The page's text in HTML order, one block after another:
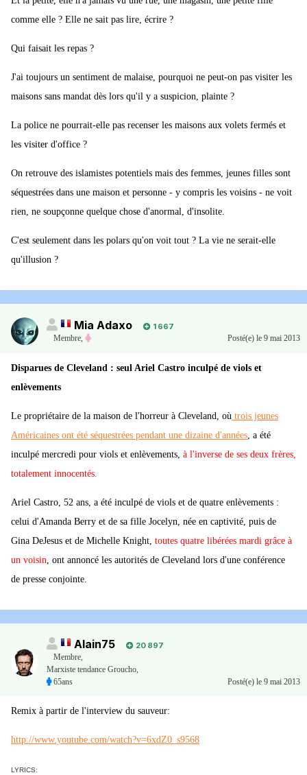
comme elle ? Elle ne sait pas lire, écrire ?
Qui faisait les repas ?
J'ai toujours un sentiment de malaise, pourquoi ne peut-on pas visiter les
maisons sans mandat dès lors qu'il y a suspicion, plainte ?
La police ne pourrait-elle pas recenser les maisons aux volets fermés et
les visiter d'office ?
On retrouve des islamistes potentiels mais des femmes, jeunes filles sont
séquestrées dans une maison et personne - y compris les voisins - ne voit
rien, ne soupçonne quelque chose d'anormal, d'insolite.
C'est seulement dans les polars qu'on voit tout ? La vie ne serait-elle
qu'illusion ?
Mia Adaxo
1 667
Membre, Posté(e) le 9 mai 2013
Disparues de Cleveland : seul Ariel Castro inculpé de viols et
enlèvements
Le propriétaire de la maison de l'horreur à Cleveland, où trois jeunes
Américaines ont été séquestrées pendant une dizaine d'années, a été
inculpé mercredi pour viols et enlèvements, à l'inverse de ses deux frères,
totalement innocentés.
Ariel Castro, 52 ans, a été inculpé de viols et de quatre enlèvements :
celui d'Amanda Berry et de sa fille Jocelyn, née en captivité, puis de
Gina DeJesus et de Michelle Knight, toutes quatre libérées mardi grâce à
un voisin, ont annoncé les autorités de Cleveland lors d'une conférence
de presse conjointe.
Alain75
20 897
Membre,
Marxiste tendance Groucho,
65ans
Posté(e) le 9 mai 2013
Remix à partir de l'interview du sauveur:
http://www.youtube.com/watch?v=6xdZ0_s9568
LYRICS: